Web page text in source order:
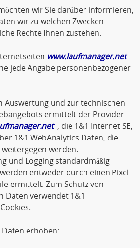
wir Sie darüber informieren,
wir zu welchen Zwecken
Rechte Ihnen zustehen.
www.laufmanager.net
jede Angabe personenbezogener
Auswertung und zur technischen
ermittelt der Provider
, die 1&1 Internet SE,
1&1 WebAnalytics Daten, die
werden.
und Logging standardmäßig
entweder durch einen Pixel
ermittelt. Zum Schutz von
Daten verwendet 1&1
erhoben: